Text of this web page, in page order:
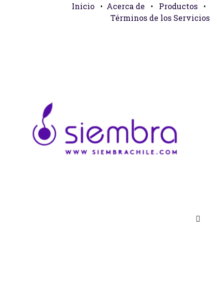
Inicio • Acerca de • Productos
•
Términos de los Servicios